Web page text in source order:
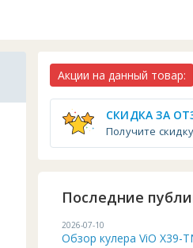
Акции на данный товар:
СКИДКА ЗА
Получите
Последние
2026-07-10
Обзор кулера ViO X39-